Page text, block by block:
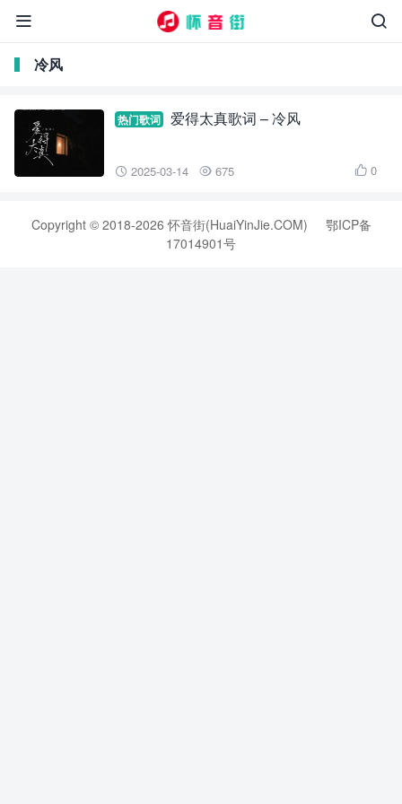


冷风
热门歌词 爱得太真歌词 – 冷风
 2025-03-14  675  0
Copyright © 2018-2026 怀音街(HuaiYinJie.COM)
鄂ICP备
17014901号